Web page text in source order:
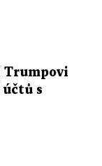
Trumpovi
s